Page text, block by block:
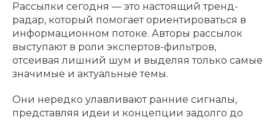
Рассылки сегодня — это настоящий тренд-
радар, который помогает ориентироваться в
информационном потоке. Авторы рассылок
выступают в роли экспертов-фильтров,
отсеивая лишний шум и выделяя только самые
значимые и актуальные темы.
Они нередко улавливают ранние сигналы,
представляя идеи и концепции задолго до